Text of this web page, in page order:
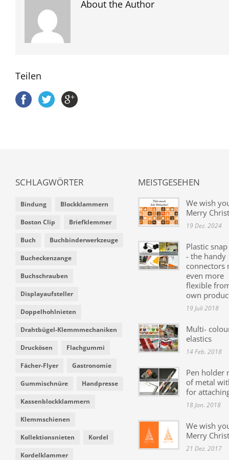
About the Author
Teilen
SCHLAGWÖRTER
Bindung Blockklammern
Boston Clip Briefklemmer
Buch Buchbinderwerkzeuge
Bucheckenzange
Buchschrauben
Displayaufsteller
Doppelhohlnieten
Drahtbügel-Klemmmechaniken
Druckösen Flachgummi
Fächer-Flyer Gastronomie
Gummischnüre Handpresse
Kassenblockklammern
Klemmschienen
Kollektionsnieten Kordel
Kordelklammer
MEISTGESEHEN
We wish
Merry
19 Dez. 2024
Plastic
- the handy
connectors
even more
flexible
own
19 Juli 2018
Multi-
elastics
14 Feb. 2018
Pen holder
of metal
for
18 Jan. 2018
We wish
Merry
21 Dez. 2017